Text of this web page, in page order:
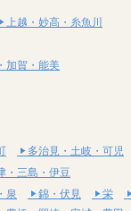
上越・妙高・糸魚川
加賀・能美
多治見・土岐・可児
・三島・伊豆
泉 錦・伏見 栄